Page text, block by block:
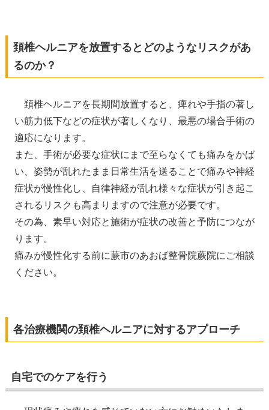
頚椎ヘルニアを放置するとどのようなリスクがあ
るのか？
頚椎ヘルニアを長期間放置すると、痺れや手指の著し
い筋力低下などの症状が著しくなり、最悪の場合手術の
適応になります。
また、手術が必要な症状にまで至らなくても痛みをかば
い、姿勢が乱れたまま日常生活を送ることで痛みや神経
症状が慢性化し、自律神経が乱れ様々な症状が引き起こ
されるリスクも高まりますので注意が必要です。
その為、素早い対応と施術が症状の改善と予防につなが
ります。
痛みが慢性化する前に蕨市のあおば整骨院蕨院にご相談
ください。
各治療機関の頚椎ヘルニアに対するアプローチ
自宅でのケアを行う